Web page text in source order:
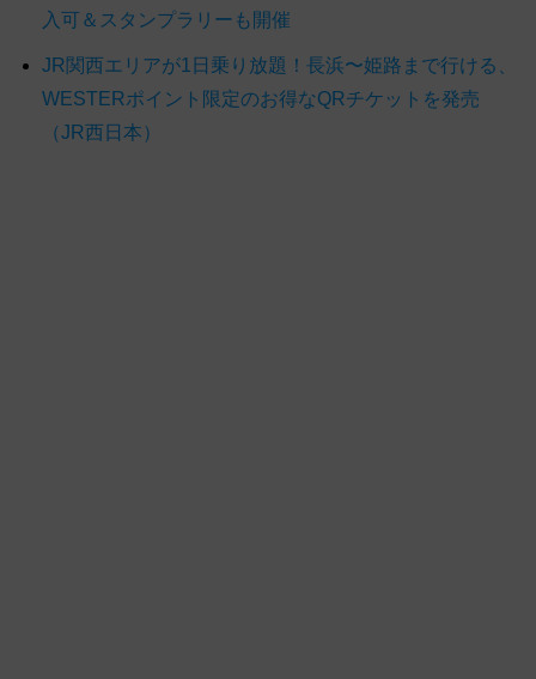
入可＆スタンプラリーも開催
JR関西エリアが1日乗り放題！長浜〜姫路まで行ける、
WESTERポイント限定のお得なQRチケットを発売
（JR西日本）